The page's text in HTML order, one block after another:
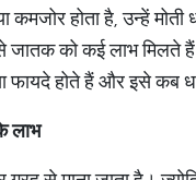
होता है, उन्हें मोती
जातक को कई लाभ मिलते
फायदे होते हैं और इसे कब
लाभ